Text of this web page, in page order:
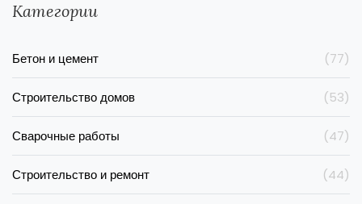
Категории
Бетон и цемент (77)
Строительство домов (53)
Сварочные работы (47)
Строительство и ремонт (44)